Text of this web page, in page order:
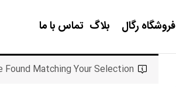
فروشگاه رگال بلاگ تماس با ما
Matching Your Selection.